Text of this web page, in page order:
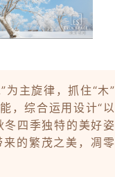
为主旋律，抓住“木”
，综合运用设计“以
冬四季独特的美好姿
的繁茂之美，凋零